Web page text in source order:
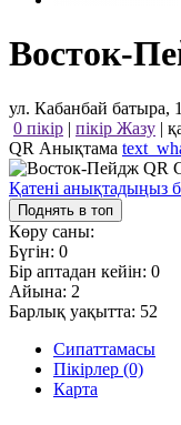
Восток-
ул. Кабанбай батыра,
0 пікір | пікір Жазу |
QR Анықтама
Қатені анықтадыңыз
Поднять в топ
Көру саны:
Бүгін: 0
Бір аптадан кейін: 0
Айына: 2
Барлық уақытта: 52
Сипаттамасы
Пікірлер (0)
Карта